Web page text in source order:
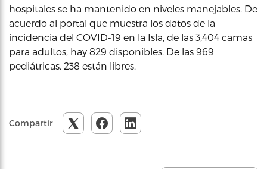
hospitales se ha mantenido en niveles manejables. De
acuerdo al portal que muestra los datos de la
incidencia del COVID-19 en la Isla, de las 3,404 camas
para adultos, hay 829 disponibles. De las 969
pediátricas, 238 están libres.
Compartir